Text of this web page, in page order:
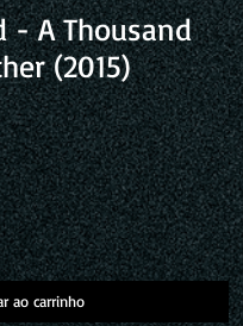
- A Thousand
(2015)
ao carrinho